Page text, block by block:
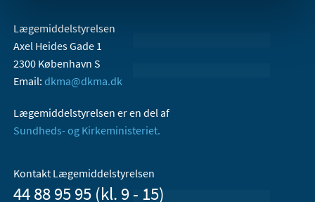
Lægemiddelstyrelsen
Axel Heides Gade 1
2300 København S
Email: dkma@dkma.dk
Lægemiddelstyrelsen er en del af
Sundheds- og Kirkeministeriet.
Kontakt Lægemiddelstyrelsen
44 88 95 95 (kl. 9 - 15)